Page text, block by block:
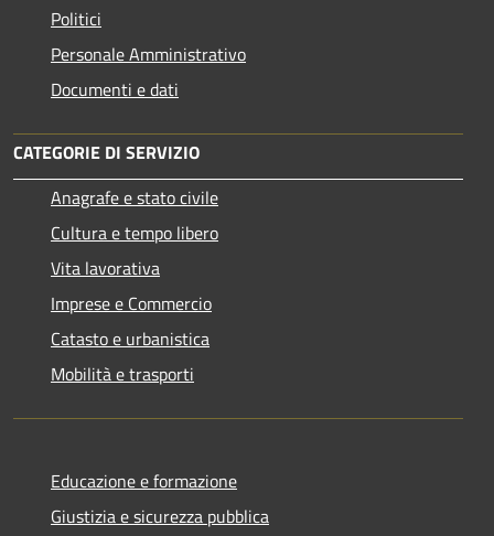
Politici
Personale Amministrativo
Documenti e dati
CATEGORIE DI SERVIZIO
Anagrafe e stato civile
Cultura e tempo libero
Vita lavorativa
Imprese e Commercio
Catasto e urbanistica
Mobilità e trasporti
Educazione e formazione
Giustizia e sicurezza pubblica